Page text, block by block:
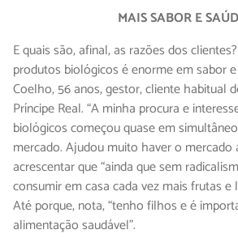
MAIS SABOR E
E quais são, afinal, as razões dos
produtos biológicos é enorme em sabor e
Coelho, 56 anos, gestor, cliente habitual
Príncipe Real. “A minha procura e
biológicos começou quase em
mercado. Ajudou muito haver o mercado
acrescentar que “ainda que sem
consumir em casa cada vez mais frutas e
Até porque, nota, “tenho filhos e é
alimentação saudável”.